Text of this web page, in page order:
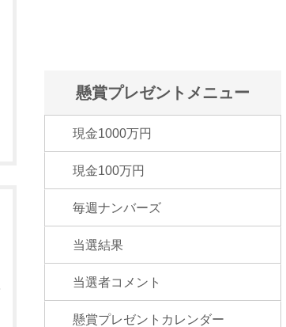
懸賞プレゼントメニュー
現金1000万円
現金100万円
毎週ナンバーズ
当選結果
当選者コメント
懸賞プレゼントカレンダー